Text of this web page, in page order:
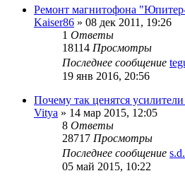
Ремонт магнитофона
Kaiser86 » 08 дек 2011, 19:26
1 Ответы
18114 Просмотры
Последнее сообщение
19 янв 2016, 20:56
Почему так ценятся
Vitya » 14 мар 2015, 12:05
8 Ответы
28717 Просмотры
Последнее сообщение
05 май 2015, 10:22